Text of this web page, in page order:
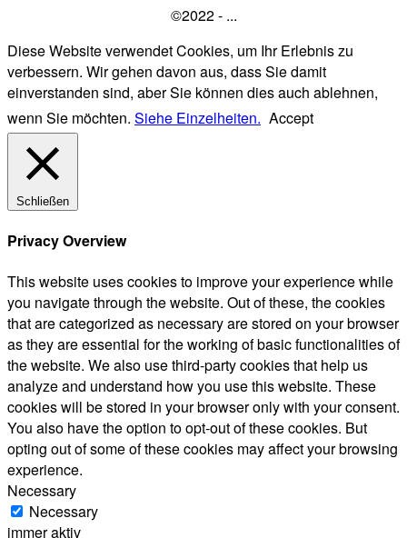
©2022 - ...
Diese Website verwendet Cookies, um Ihr Erlebnis zu
verbessern. Wir gehen davon aus, dass Sie damit
einverstanden sind, aber Sie können dies auch ablehnen,
wenn Sie möchten. Siehe Einzelheiten. Accept
Schließen
Privacy Overview
This website uses cookies to improve your experience while
you navigate through the website. Out of these, the cookies
that are categorized as necessary are stored on your browser
as they are essential for the working of basic functionalities of
the website. We also use third-party cookies that help us
analyze and understand how you use this website. These
cookies will be stored in your browser only with your consent.
You also have the option to opt-out of these cookies. But
opting out of some of these cookies may affect your browsing
experience.
Necessary
Necessary
immer aktiv